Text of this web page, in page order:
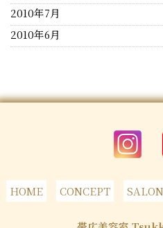
2010年7月
2010年6月
HOME CONCEPT SALON